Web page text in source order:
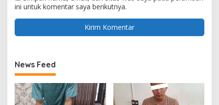
ini untuk komentar saya berikutnya.
News Feed